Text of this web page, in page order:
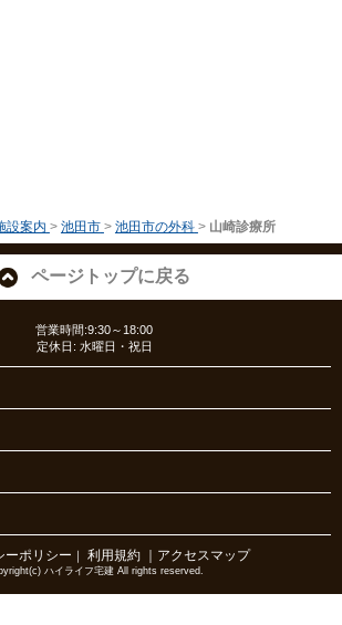
設案内 > 池田市 > 池田市の外科 > 山崎診療所
ページトップに戻る
営業時間:9:30～18:00
定休日: 水曜日・祝日
ーポリシー ｜ 利用規約 ｜アクセスマップ
ハイライフ宅建 All rights reserved.